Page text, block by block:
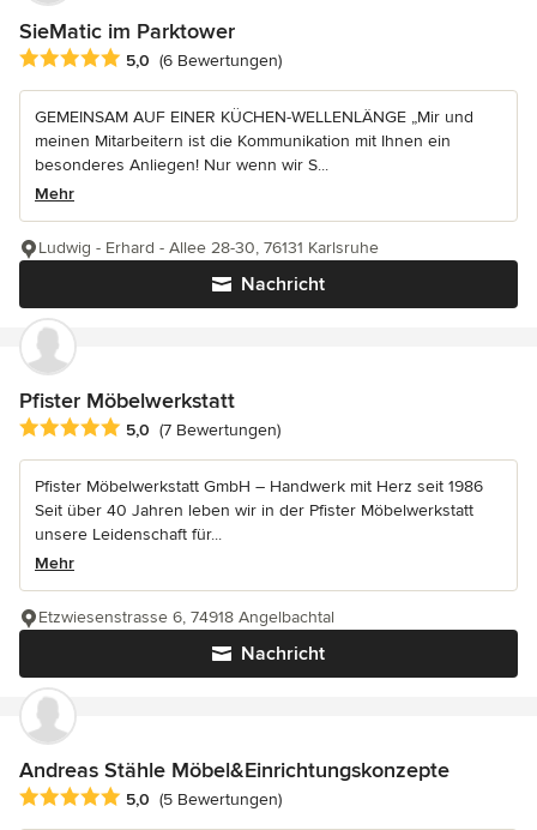
SieMatic im Parktower
Durchschnittliche Bewertung: 5 von 5 Sternen
5,0 (6 Bewertungen)
GEMEINSAM AUF EINER KÜCHEN-WELLENLÄNGE „Mir und
meinen Mitarbeitern ist die Kommunikation mit Ihnen ein
besonderes Anliegen! Nur wenn wir S...
Mehr
Nachricht
Ludwig - Erhard - Allee 28-30, 76131 Karlsruhe
Pfister Möbelwerkstatt
Durchschnittliche Bewertung: 5 von 5 Sternen
5,0 (7 Bewertungen)
Pfister Möbelwerkstatt GmbH – Handwerk mit Herz seit 1986
Seit über 40 Jahren leben wir in der Pfister Möbelwerkstatt
unsere Leidenschaft für...
Mehr
Nachricht
Etzwiesenstrasse 6, 74918 Angelbachtal
Andreas Stähle Möbel&Einrichtungskonzepte
Durchschnittliche Bewertung: 5 von 5 Sternen
5,0 (5 Bewertungen)